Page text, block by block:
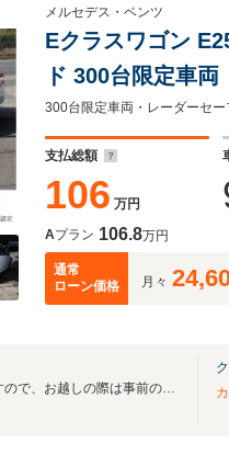
メルセデス・ベンツ
Eクラスワゴン
ド 300台限定車
フレザーシート
プティブクルー
300台限定車両・レーダーセ
支払総額
106 万円
Aプラン 106.8万円
通常
ローン価格
月々
少人数で営業しておりますので、お越しの際は事前の連絡を頂ければ助かります。